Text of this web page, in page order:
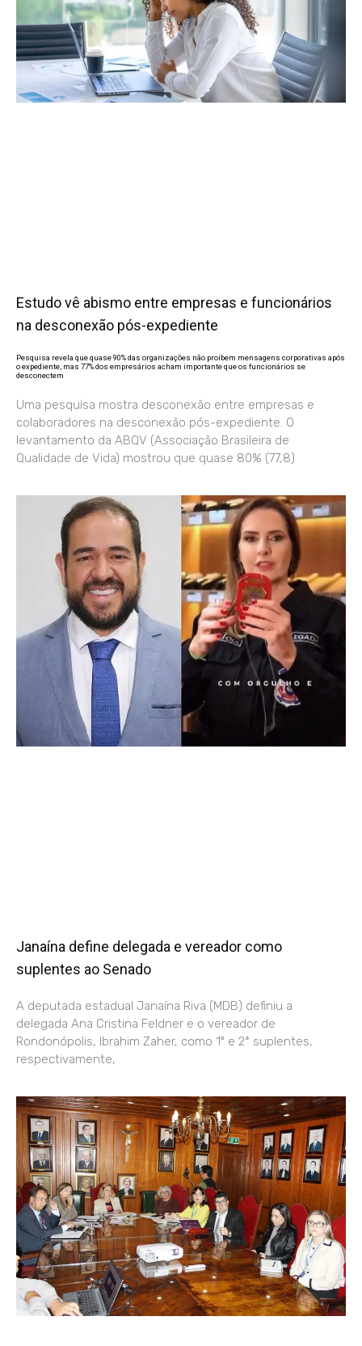
Estudo vê abismo entre empresas e funcionários
na desconexão pós-expediente
Pesquisa revela que quase 90% das organizações não proíbem mensagens corporativas após
o expediente, mas 77% dos empresários acham importante que os funcionários se
desconectem
Uma pesquisa mostra desconexão entre empresas e
colaboradores na desconexão pós-expediente. O
levantamento da ABQV (Associação Brasileira de
Qualidade de Vida) mostrou que quase 80% (77,8)
Janaína define delegada e vereador como
suplentes ao Senado
A deputada estadual Janaína Riva (MDB) definiu a
delegada Ana Cristina Feldner e o vereador de
Rondonópolis, Ibrahim Zaher, como 1º e 2ª suplentes,
respectivamente,